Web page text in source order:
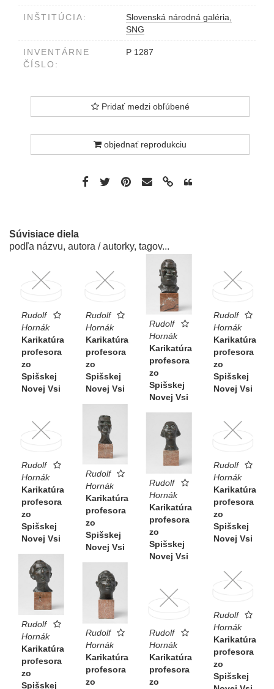
INŠTITÚCIA:
Slovenská národná galéria,
SNG
INVENTÁRNE
ČÍSLO:
P 1287
Pridať medzi obľúbené
objednať reprodukciu
Súvisiace diela
podľa názvu, autora / autorky, tagov...
Rudolf
Hornák
Karikatúra
profesora
zo
Spišskej
Novej Vsi
Rudolf
Hornák
Karikatúra
profesora
zo
Spišskej
Novej Vsi
Rudolf
Hornák
Karikatúra
profesora
zo
Spišskej
Novej Vsi
Rudolf
Hornák
Karikatúra
profesora
zo
Spišskej
Novej Vsi
Rudolf
Hornák
Karikatúra
profesora
zo
Spišskej
Novej Vsi
Rudolf
Hornák
Karikatúra
profesora
zo
Spišskej
Novej Vsi
Rudolf
Hornák
Karikatúra
profesora
zo
Spišskej
Novej Vsi
Rudolf
Hornák
Karikatúra
profesora
zo
Spišskej
Novej Vsi
Rudolf
Hornák
Karikatúra
profesora
zo
Spišskej
Rudolf
Hornák
Karikatúra
profesora
zo
Spišskej
Rudolf
Hornák
Karikatúra
profesora
zo
Rudolf
Hornák
Karikatúra
profesora
zo